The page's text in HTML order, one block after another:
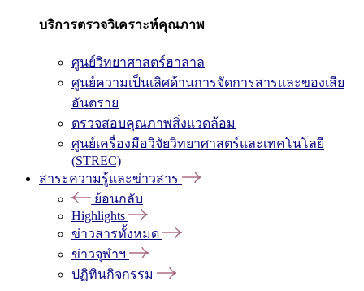
บริการตรวจวิเคราะห์คุณภาพ
ศูนย์วิทยาศาสตร์ฮาลาล
ศูนย์ความเป็นเลิศด้านการจัดการสารและของเสีย
อันตราย
ตรวจสอบคุณภาพสิ่งแวดล้อม
ศูนย์เครื่องมือวิจัยวิทยาศาสตร์และเทคโนโลยี
(STREC)
สาระความรู้และข่าวสาร
ย้อนกลับ
Highlights
ข่าวสารทั้งหมด
ข่าวจุฬาฯ
ปฏิทินกิจกรรม